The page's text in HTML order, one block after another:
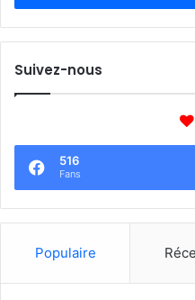
Suivez-nous
516
Fans
Populaire